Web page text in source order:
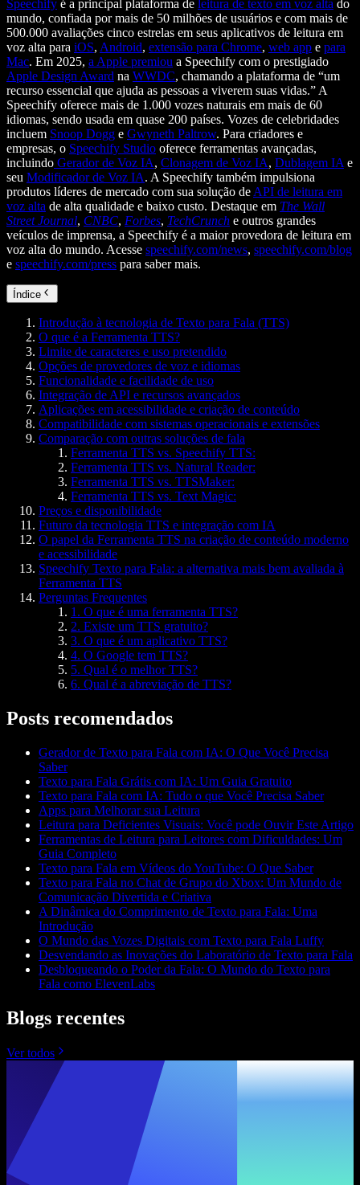
Speechify é a principal plataforma de leitura de texto em voz alta do
mundo, confiada por mais de 50 milhões de usuários e com mais de
500.000 avaliações cinco estrelas em seus aplicativos de leitura em
voz alta para iOS, Android, extensão para Chrome, web app e para
Mac. Em 2025, a Apple premiou a Speechify com o prestigiado
Apple Design Award na WWDC, chamando a plataforma de “um
recurso essencial que ajuda as pessoas a viverem suas vidas.” A
Speechify oferece mais de 1.000 vozes naturais em mais de 60
idiomas, sendo usada em quase 200 países. Vozes de celebridades
incluem Snoop Dogg e Gwyneth Paltrow. Para criadores e
empresas, o Speechify Studio oferece ferramentas avançadas,
incluindo Gerador de Voz IA, Clonagem de Voz IA, Dublagem IAe
seu Modificador de Voz IA. A Speechify também impulsiona
produtos líderes de mercado com sua solução deAPI de leitura em
voz alta de alta qualidade e baixo custo. Destaque em The Wall
Street Journal, CNBC, Forbes, TechCrunch e outros grandes
veículos de imprensa, a Speechify é a maior provedora de leitura em
voz alta do mundo. Acesse speechify.com/news, speechify.com/blog
e speechify.com/press para saber mais.
Índice
Introdução à tecnologia de Texto para Fala (TTS)
O que é a Ferramenta TTS?
Limite de caracteres e uso pretendido
Opções de provedores de voz e idiomas
Funcionalidade e facilidade de uso
Integração de API e recursos avançados
Aplicações em acessibilidade e criação de conteúdo
Compatibilidade com sistemas operacionais e extensões
Comparação com outras soluções de fala
Ferramenta TTS vs. Speechify TTS:
Ferramenta TTS vs. Natural Reader:
Ferramenta TTS vs. TTSMaker:
Ferramenta TTS vs. Text Magic:
Preços e disponibilidade
Futuro da tecnologia TTS e integração com IA
O papel da Ferramenta TTS na criação de conteúdo moderno
e acessibilidade
Speechify Texto para Fala: a alternativa mais bem avaliada à
Ferramenta TTS
Perguntas Frequentes
1. O que é uma ferramenta TTS?
2. Existe um TTS gratuito?
3. O que é um aplicativo TTS?
4. O Google tem TTS?
5. Qual é o melhor TTS?
6. Qual é a abreviação de TTS?
Posts recomendados
Gerador de Texto para Fala com IA: O Que Você Precisa
Saber
Texto para Fala Grátis com IA: Um Guia Gratuito
Texto para Fala com IA: Tudo o que Você Precisa Saber
Apps para Melhorar sua Leitura
Leitura para Deficientes Visuais: Você pode Ouvir Este Artigo
Ferramentas de Leitura para Leitores com Dificuldades: Um
Guia Completo
Texto para Fala em Vídeos do YouTube: O Que Saber
Texto para Fala no Chat de Grupo do Xbox: Um Mundo de
Comunicação Divertida e Criativa
A Dinâmica do Comprimento de Texto para Fala: Uma
Introdução
O Mundo das Vozes Digitais com Texto para Fala Luffy
Desvendando as Inovações do Laboratório de Texto para Fala
Desbloqueando o Poder da Fala: O Mundo do Texto para
Fala como ElevenLabs
Blogs recentes
Ver todos